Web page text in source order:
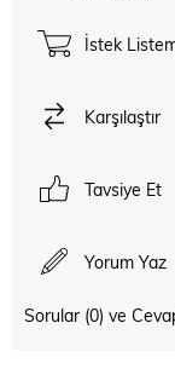
İstek
Karşılaştır
Tavsiye Et
Yorum Yaz
Sorular (0) ve